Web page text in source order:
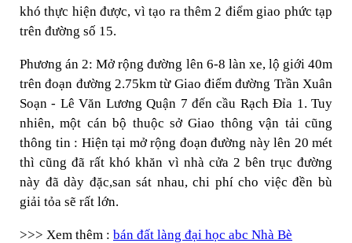
khó thực hiện được, vì tạo ra thêm 2 điểm giao phức tạp
trên đường số 15.
Phương án 2: Mở rộng đường lên 6-8 làn xe, lộ giới 40m
trên đoạn đường 2.75km từ Giao điểm đường Trần Xuân
Soạn - Lê Văn Lương Quận 7 đến cầu Rạch Đỉa 1. Tuy
nhiên, một cán bộ thuộc sở Giao thông vận tải cũng
thông tin : Hiện tại mở rộng đoạn đường này lên 20 mét
thì cũng đã rất khó khăn vì nhà cửa 2 bên trục đường
này đã dày đặc,san sát nhau, chi phí cho việc đền bù
giải tỏa sẽ rất lớn.
>>> Xem thêm : bán đất làng đại học abc Nhà Bè